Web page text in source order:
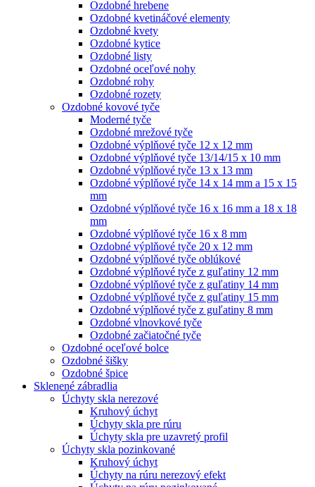
Ozdobné hrebene
Ozdobné kvetináčové elementy
Ozdobné kvety
Ozdobné kytice
Ozdobné listy
Ozdobné oceľové nohy
Ozdobné rohy
Ozdobné rozety
Ozdobné kovové tyče
Moderné tyče
Ozdobné mrežové tyče
Ozdobné výplňové tyče 12 x 12 mm
Ozdobné výplňové tyče 13/14/15 x 10 mm
Ozdobné výplňové tyče 13 x 13 mm
Ozdobné výplňové tyče 14 x 14 mm a 15 x 15
mm
Ozdobné výplňové tyče 16 x 16 mm a 18 x 18
mm
Ozdobné výplňové tyče 16 x 8 mm
Ozdobné výplňové tyče 20 x 12 mm
Ozdobné výplňové tyče oblúkové
Ozdobné výplňové tyče z guľatiny 12 mm
Ozdobné výplňové tyče z guľatiny 14 mm
Ozdobné výplňové tyče z guľatiny 15 mm
Ozdobné výplňové tyče z guľatiny 8 mm
Ozdobné vlnovkové tyče
Ozdobné začiatočné tyče
Ozdobné oceľové bolce
Ozdobné šišky
Ozdobné špice
Sklenené zábradlia
Úchyty skla nerezové
Kruhový úchyt
Úchyty skla pre rúru
Úchyty skla pre uzavretý profil
Úchyty skla pozinkované
Kruhový úchyt
Úchyty na rúru nerezový efekt